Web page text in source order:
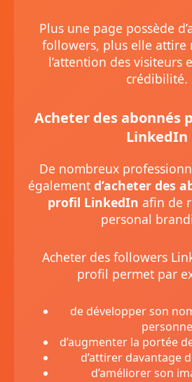
Plus une page possède
followers, plus elle attire
l’attention des visiteurs
crédibilité.
Acheter des abonnés
LinkedIn
De nombreux
également d’acheter des
profil LinkedIn afin de
personal
Acheter des followers
profil permet par
de développer son
d’augmenter la portée
d’attirer davantage
d’améliorer son